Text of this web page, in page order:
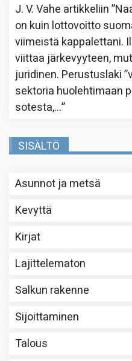
J. V. Vahe artikkeliin
on kuin lottovoitto
viimeistä kappalettani.
viittaa järkevyyteen,
juridinen. Perustuslaki
sektoria huolehtimaan
sotesta,…”
SISÄLTÖ
Asunnot ja metsä
Kevyttä
Kirjat
Lajittelematon
Salkun rakenne
Sijoittaminen
Talous